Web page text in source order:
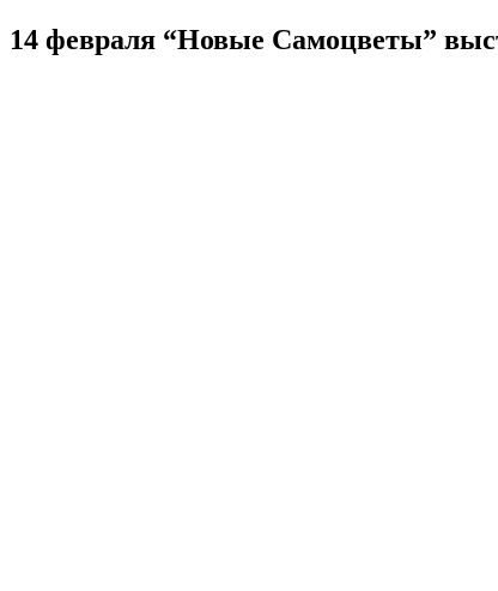
14 февраля “Новые Самоцветы”